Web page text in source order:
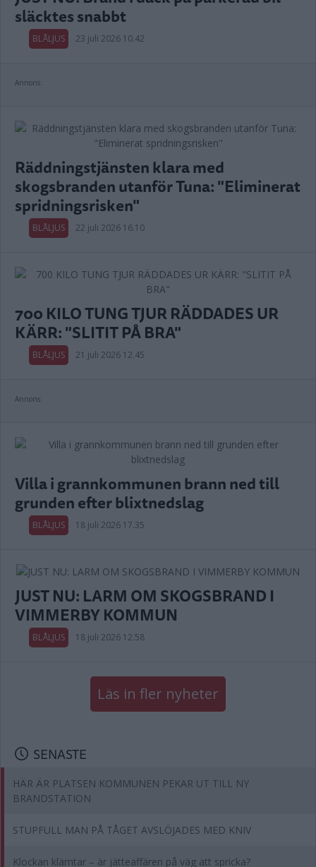
släcktes snabbt
BLÅLJUS 23 juli 2026 10.42
Annons:
Räddningstjänsten klara med
skogsbranden utanför Tuna: "Eliminerat
spridningsrisken"
BLÅLJUS 22 juli 2026 16.10
700 KILO TUNG TJUR RÄDDADES UR
KÄRR: "SLITIT PÅ BRA"
BLÅLJUS 21 juli 2026 12.45
Annons:
Villa i grannkommunen brann ned till
grunden efter blixtnedslag
BLÅLJUS 18 juli 2026 17.35
JUST NU: LARM OM SKOGSBRAND I
VIMMERBY KOMMUN
BLÅLJUS 18 juli 2026 12.58
Läs in fler nyheter
SENASTE
HÄR ÄR PLATSEN KOMMUNEN PEKAR UT TILL NY
BRANDSTATION
STUPFULL MAN PÅ TÅGET AVSLÖJADES MED KNIV
Klockan klämtar – är jätteaffären på väg att spricka?